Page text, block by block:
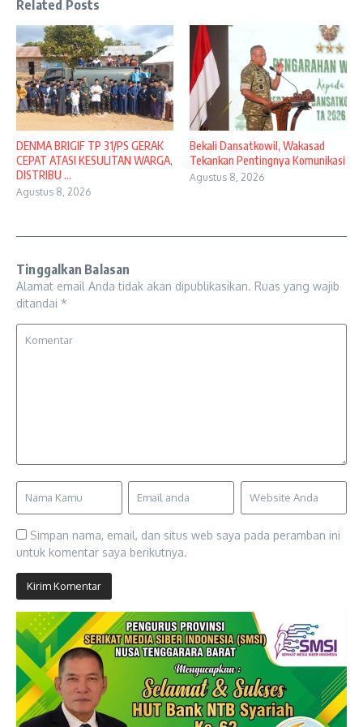
Related Posts
DENMA BRIGIF TP 31/PS GERAK
CEPAT ATASI KESULITAN WARGA,
DISTRIBU ...
Agustus 8, 2026
Bekali Dansatkowil, Wakasad
Tekankan Pentingnya Komunikasi
Agustus 8, 2026
Tinggalkan Balasan
Alamat email Anda tidak akan dipublikasikan. Ruas yang wajib
ditandai *
Simpan nama, email, dan situs web saya pada peramban ini
untuk komentar saya berikutnya.